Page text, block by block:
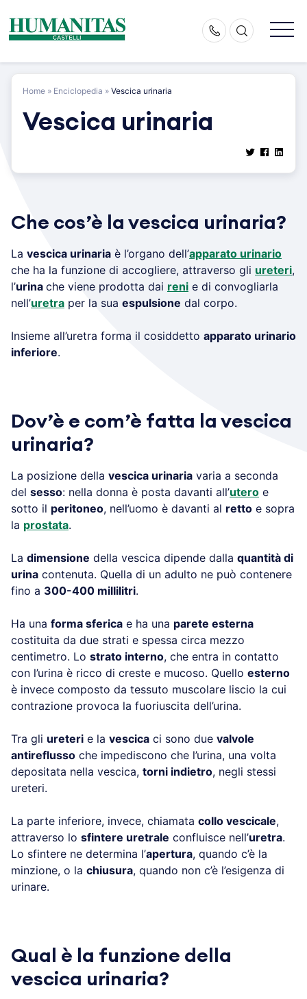
content
Home » Enciclopedia » Vescica urinaria
Vescica urinaria
Che cos’è la vescica urinaria?
La vescica urinaria è l’organo dell’apparato urinario
che ha la funzione di accogliere, attraverso gli ureteri,
l’urina che viene prodotta dai reni e di convogliarla
nell’uretra per la sua espulsione dal corpo.
Insieme all’uretra forma il cosiddetto apparato urinario
inferiore.
Dov’è e com’è fatta la vescica
urinaria?
La posizione della vescica urinaria varia a seconda
del sesso: nella donna è posta davanti all’utero e
sotto il peritoneo, nell’uomo è davanti al retto e sopra
la prostata.
La dimensione della vescica dipende dalla quantità di
urina contenuta. Quella di un adulto ne può contenere
fino a 300-400 millilitri.
Ha una forma sferica e ha una parete esterna
costituita da due strati e spessa circa mezzo
centimetro. Lo strato interno, che entra in contatto
con l’urina è ricco di creste e mucoso. Quello esterno
è invece composto da tessuto muscolare liscio la cui
contrazione provoca la fuoriuscita dell’urina.
Tra gli ureteri e la vescica ci sono due valvole
antireflusso che impediscono che l’urina, una volta
depositata nella vescica, torni indietro, negli stessi
ureteri.
La parte inferiore, invece, chiamata collo vescicale,
attraverso lo sfintere uretrale confluisce nell’uretra.
Lo sfintere ne determina l’apertura, quando c’è la
minzione, o la chiusura, quando non c’è l’esigenza di
urinare.
Qual è la funzione della
vescica urinaria?